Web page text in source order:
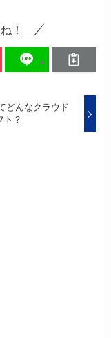
！
どんなクラウド
ト？